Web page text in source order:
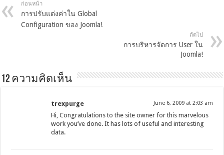
ก่อนหน้า
การปรับแต่งค่าใน Global
Configuration ของ Joomla!
ถัดไป
การบริหารจัดการ User ใน
Joomla!
12 ความคิดเห็น
trexpurge June 6, 2009 at 2:03 am
Hi, Congratulations to the site owner for this marvelous
work you’ve done. It has lots of useful and interesting
data.